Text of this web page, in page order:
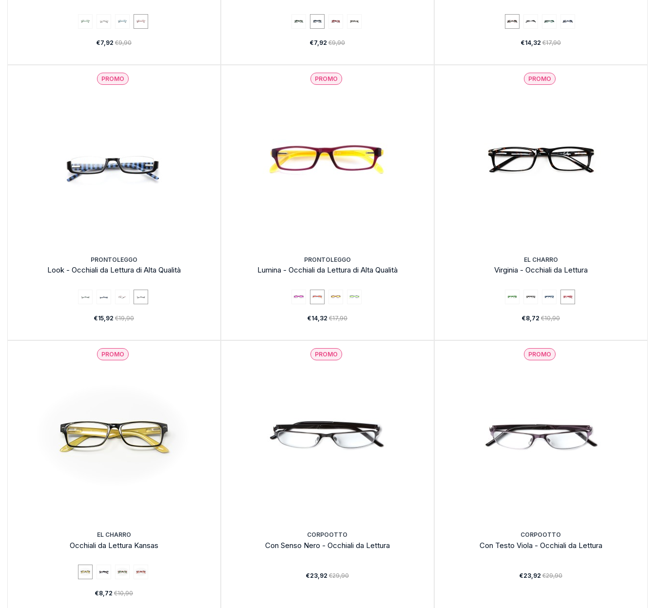
€7,92 €9,90 €7,92 €9,90 €14,32 €17,90
PROMO
PRONTOLEGGO
Look - Occhiali da Lettura di Alta Qualità
€15,92 €19,90
PROMO
PRONTOLEGGO
Lumina - Occhiali da Lettura di Alta Qualità
€14,32 €17,90
PROMO
EL CHARRO
Virginia - Occhiali da Lettura
€8,72 €10,90
PROMO
EL CHARRO
Occhiali da Lettura Kansas
€8,72 €10,90
PROMO
CORPOOTTO
Con Senso Nero - Occhiali da Lettura
€23,92 €29,90
PROMO
CORPOOTTO
Con Testo Viola - Occhiali da Lettura
€23,92 €29,90